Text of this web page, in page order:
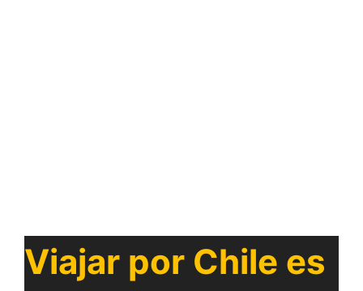
Viajar por Chile es